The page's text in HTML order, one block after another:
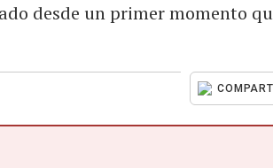
desde un primer momento